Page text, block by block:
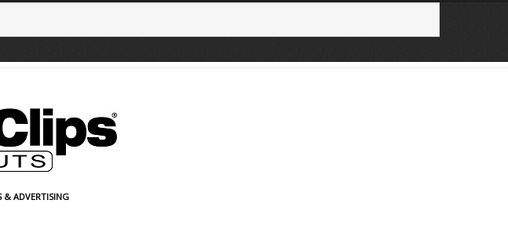
& ADVERTISING